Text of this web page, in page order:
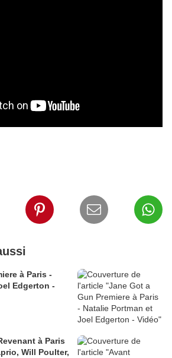
à Paris -
Edgerton -
à Paris
Will Poulter,